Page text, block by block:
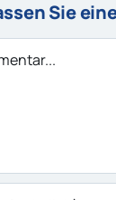
Sie